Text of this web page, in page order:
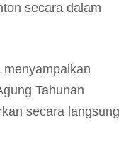
secara dalam
Tahunan
secara langsung